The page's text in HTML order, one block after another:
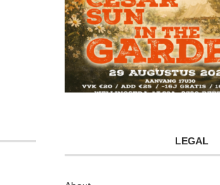
LEGAL